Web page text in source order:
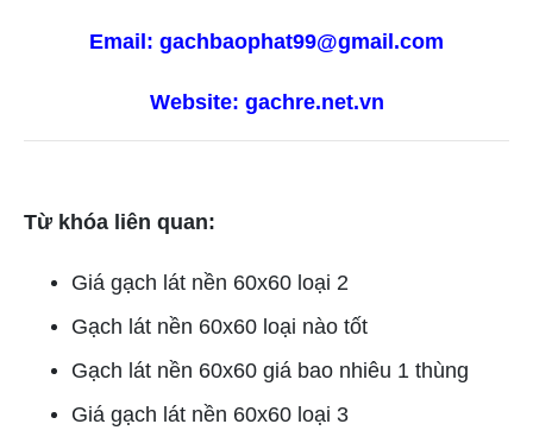
Email: gachbaophat99@gmail.com
Website: gachre.net.vn
Từ khóa liên quan:
Giá gạch lát nền 60x60 loại 2
Gạch lát nền 60x60 loại nào tốt
Gạch lát nền 60x60 giá bao nhiêu 1 thùng
Giá gạch lát nền 60x60 loại 3